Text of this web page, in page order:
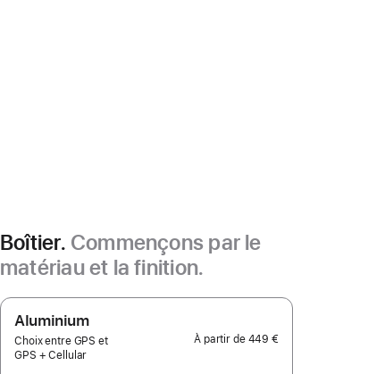
Boîtier. Commençons par le
matériau et la finition.
Aluminium
Choix entre GPS et
GPS + Cellular
À partir de 449 €